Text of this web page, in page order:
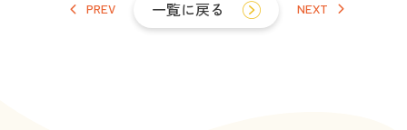
PREV 一覧に戻る NEXT